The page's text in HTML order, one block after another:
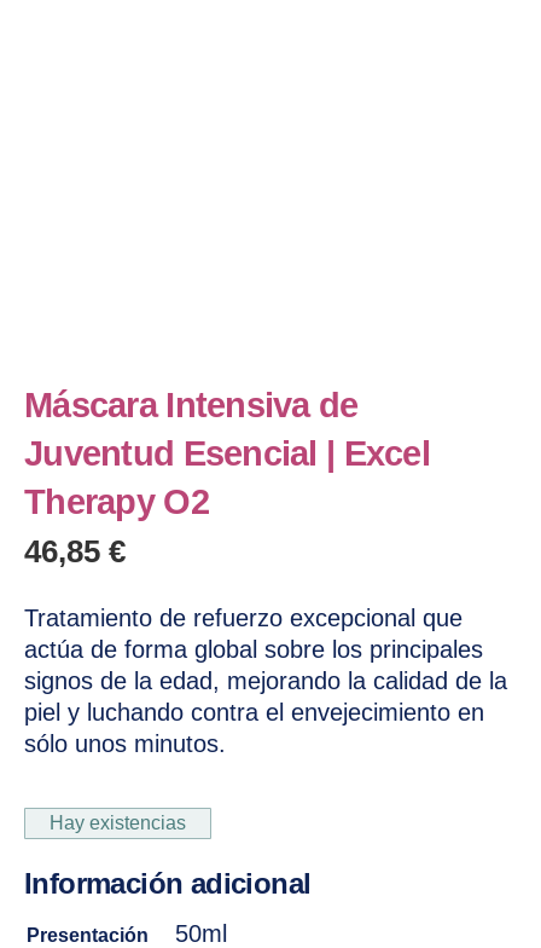
Máscara Intensiva de
Juventud Esencial | Excel
Therapy O2
46,85 €
Tratamiento de refuerzo excepcional que
actúa de forma global sobre los principales
signos de la edad, mejorando la calidad de la
piel y luchando contra el envejecimiento en
sólo unos minutos.
Hay existencias
Información adicional
Presentación 50ml